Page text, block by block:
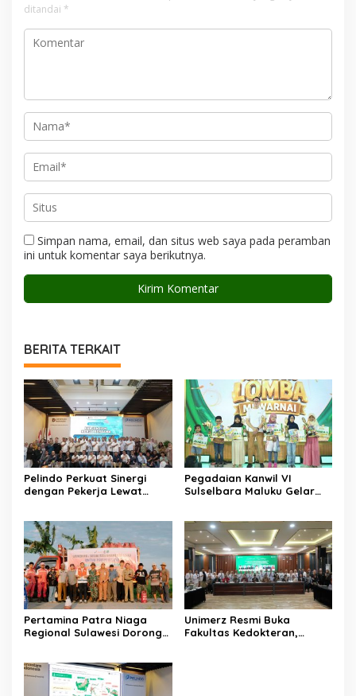
ditandai *
Simpan nama, email, dan situs web saya pada peramban
ini untuk komentar saya berikutnya.
BERITA TERKAIT
Pelindo Perkuat Sinergi
dengan Pekerja Lewat
Pegadaian Kanwil VI
Sulselbara Maluku Gelar
Kreativitas Anak dan Peran
Keluarga
Pertamina Patra Niaga
Regional Sulawesi Dorong
Solusi Energi Irigasi
Unimerz Resmi Buka
Fakultas Kedokteran,